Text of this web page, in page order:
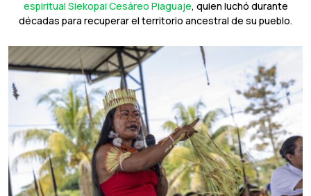
espiritual Siekopai Cesáreo Piaguaje, quien luchó durante
décadas para recuperar el territorio ancestral de su pueblo.